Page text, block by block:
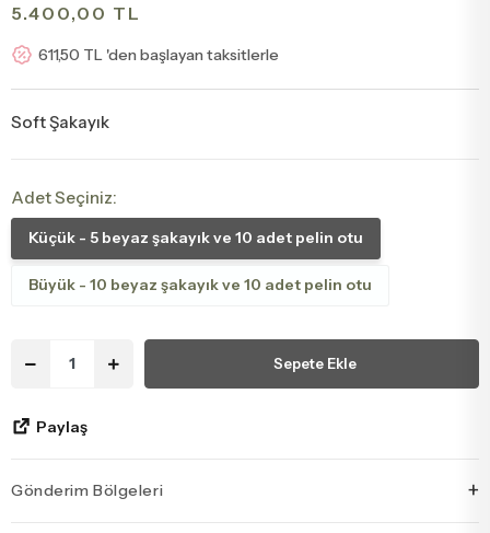
Tebrik - Terfi Çiçekleri
Hoş Geldin Bebek Çiçekleri
Özür Çiçekleri
Papatya Ve Kır Buketleri
Peluş Ayıcık Ve Gül Buketi
Gelin Buketleri
5.400,00 TL
611,50 TL 'den başlayan taksitlerle
Soft Şakayık
Adet Seçiniz:
Küçük - 5 beyaz şakayık ve 10 adet pelin otu
Büyük - 10 beyaz şakayık ve 10 adet pelin otu
Sepete Ekle
Paylaş
Gönderim Bölgeleri +